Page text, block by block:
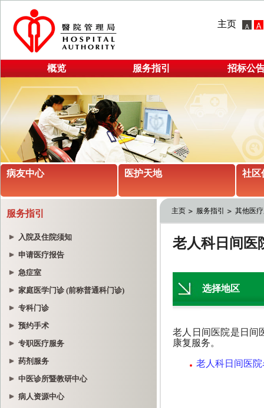
主页
概览 服务指引 招标公
病友中心 医护天地 社区
服务指引
入院及住院须知
申请医疗报告
急症室
家庭医学门诊 (前称普通科门诊)
专科门诊
预约手术
专职医疗服务
药剂服务
中医诊所暨教研中心
病人资源中心
主页 服务指引 其他医